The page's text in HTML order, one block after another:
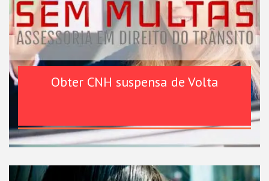
Obter CNH suspensa de Volta